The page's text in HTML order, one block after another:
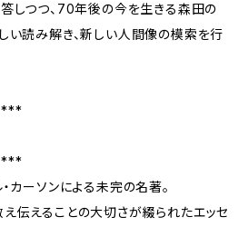
しつつ、70年後の今を生きる森田の
い読み解き、新しい人間像の模索を行
カーソンによる未完の名著。
伝えることの大切さが綴られたエッセ